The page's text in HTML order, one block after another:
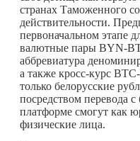
странах Таможенного
действительности.
первоначальном этапе
валютные пары BYN-
аббревиатура
а также кросс-курс
только белорусские
посредством перевода с
платформе смогут как
физические лица.